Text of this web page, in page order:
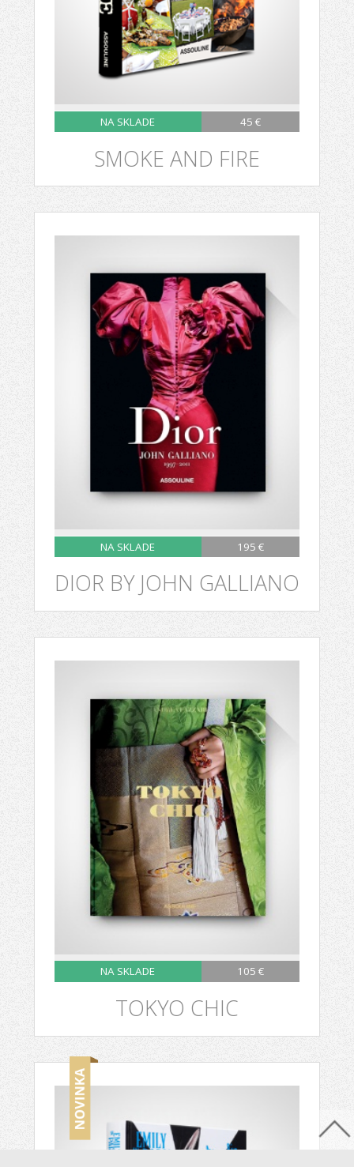
NA SKLADE 45 €
SMOKE AND FIRE
NA SKLADE 195 €
DIOR BY JOHN GALLIANO
NA SKLADE 105 €
TOKYO CHIC